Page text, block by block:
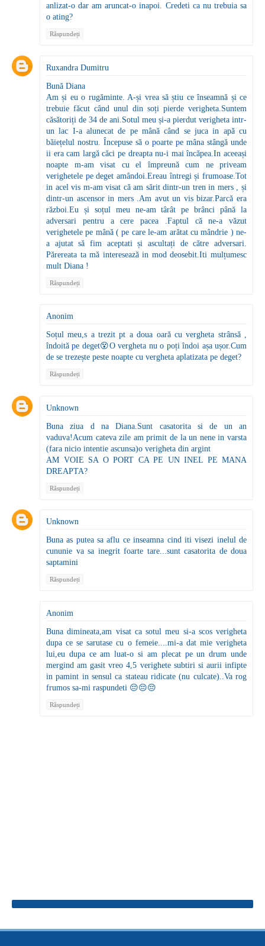
anlizat-o dar am aruncat-o inapoi. Credeti ca nu trebuia sa
o ating?
Răspundeți
Ruxandra Dumitru
Bună Diana
Am și eu o rugăminte. A-și vrea să știu ce înseamnă și ce
trebuie făcut când unul din soți pierde verigheta.Suntem
căsătoriți de 34 de ani.Sotul meu și-a pierdut verigheta intr-
un lac I-a alunecat de pe mână când se juca in apă cu
băiețelul nostru. Începuse să o poarte pe mâna stângă unde
ii era cam largă căci pe dreapta nu-i mai încăpea.In aceeași
noapte m-am visat cu el împreună cum ne priveam
verighetele pe deget amândoi.Ereau întregi și frumoase.Tot
in acel vis m-am visat că am sărit dintr-un tren in mers , și
dintr-un ascensor in mers .Am avut un vis bizar.Parcă era
război.Eu și soțul meu ne-am târât pe brânci până la
adversari pentru a cere pacea .Faptul că ne-a văzut
verighetele pe mână ( pe care le-am arătat cu mândrie ) ne-
a ajutat să fim aceptati și ascultați de către adversari.
Părereata ta mă interesează in mod deosebit.Iti mulțumesc
mult Diana !
Răspundeți
Anonim
Soțul meu,s a trezit pt a doua oară cu vergheta strânsă ,
îndoită pe deget😵O vergheta nu o poți îndoi așa ușor.Cum
de se trezește peste noapte cu vergheta aplatizata pe deget?
Răspundeți
Unknown
Buna ziua d na Diana.Sunt casatorita si de un an
vaduva!Acum cateva zile am primit de la un nene in varsta
(fara nicio intentie ascunsa)o verigheta din argint
AM VOIE SA O PORT CA PE UN INEL PE MANA
DREAPTA?
Răspundeți
Unknown
Buna as putea sa aflu ce inseamna cind iti visezi inelul de
cununie va sa inegrit foarte tare...sunt casatorita de doua
saptamini
Răspundeți
Anonim
Buna dimineata,am visat ca sotul meu si-a scos verigheta
dupa ce se sarutase cu o femeie....mi-a dat mie verigheta
lui,eu dupa ce am luat-o si am plecat pe un drum unde
mergind am gasit vreo 4,5 verighete subtiri si aurii infipte
in pamint in sensul ca stateau ridicate (nu culcate)..Va rog
frumos sa-mi raspundeti 😔😔😔
Răspundeți